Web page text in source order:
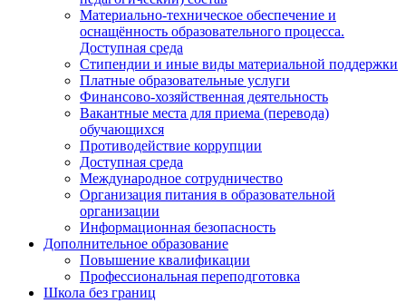
Материально-техническое обеспечение и
оснащённость образовательного процесса.
Доступная среда
Стипендии и иные виды материальной поддержки
Платные образовательные услуги
Финансово-хозяйственная деятельность
Вакантные места для приема (перевода)
обучающихся
Противодействие коррупции
Доступная среда
Международное сотрудничество
Организация питания в образовательной
организации
Информационная безопасность
Дополнительное образование
Повышение квалификации
Профессиональная переподготовка
Школа без границ